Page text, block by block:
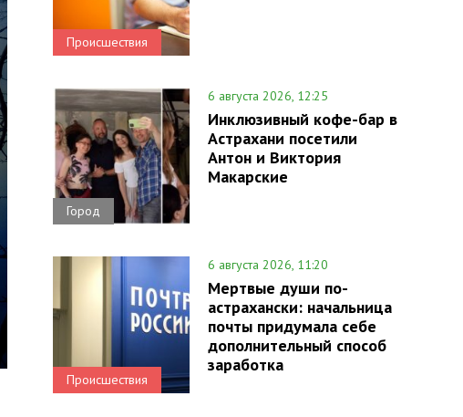
Происшествия
Город
6 августа 2026, 12:25
Инклюзивный кофе-бар в
Астрахани посетили
Антон и Виктория
Макарские
Происшествия
6 августа 2026, 11:20
Мертвые души по-
астрахански: начальница
почты придумала себе
дополнительный способ
заработка